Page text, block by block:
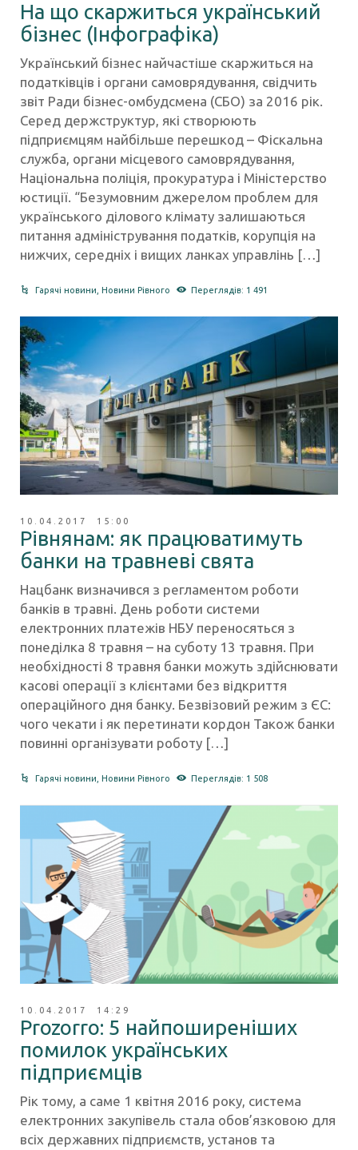
На що скаржиться український
бізнес (Інфографіка)
Український бізнес найчастіше скаржиться на
податківців і органи самоврядування, свідчить
звіт Ради бізнес-омбудсмена (СБО) за 2016 рік.
Серед держструктур, які створюють
підприємцям найбільше перешкод – Фіскальна
служба, органи місцевого самоврядування,
Національна поліція, прокуратура і Міністерство
юстиції. “Безумовним джерелом проблем для
українського ділового клімату залишаються
питання адміністрування податків, корупція на
нижчих, середніх і вищих ланках управлінь […]
Гарячі новини Новини Рівного Переглядів: 1 491
10.04.2017 15:00
Рівнянам: як працюватимуть
банки на травневі свята
Нацбанк визначився з регламентом роботи
банків в травні. День роботи системи
електронних платежів НБУ переносяться з
понеділка 8 травня – на суботу 13 травня. При
необхідності 8 травня банки можуть здійснювати
касові операції з клієнтами без відкриття
операційного дня банку. Безвізовий режим з ЄС:
чого чекати і як перетинати кордон Також банки
повинні організувати роботу […]
Гарячі новини Новини Рівного Переглядів: 1 508
10.04.2017 14:29
Prozorro: 5 найпоширеніших
помилок українських
підприємців
Рік тому, а саме 1 квітня 2016 року, система
електронних закупівель стала обов’язковою для
всіх державних підприємств, установ та